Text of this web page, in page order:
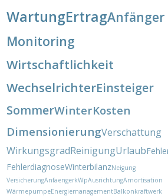
WartungErtragAnfänger
Monitoring
Wirtschaftlichkeit
WechselrichterEinsteiger
SommerWinterKosten
DimensionierungVerschattung
WirkungsgradReinigungUrlaub
FehlerdiagnoseWinterbilanzNeigung
VersicherungAnfaengerkWpAusrichtungAmortisation
WärmepumpeEnergiemanagementBalkonkraftwerk